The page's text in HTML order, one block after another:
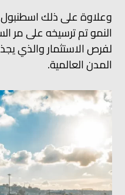
وعلاوة على ذلك
النمو تم ترسيخه على مر
لفرص الاستثمار والذي
المدن العالمية.